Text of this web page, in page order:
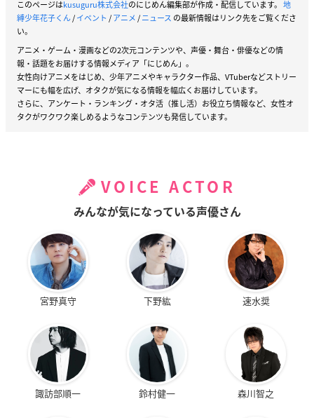
このページはkusuguru株式会社のにじめん編集部が作成・配信しています。 地
縛少年花子くん/イベント /アニメ/ニュース の最新情報はリンク先をご覧くださ
い。
アニメ・ゲーム・漫画などの2次元コンテンツや、声優・舞台・俳優などの情
報・話題をお届けする情報メディア「にじめん」。
女性向けアニメをはじめ、少年アニメやキャラクター作品、VTuberなどストリー
マーにも幅を広げ、オタクが気になる情報を幅広くお届けしています。
さらに、アンケート・ランキング・オタ活（推し活）お役立ち情報など、女性オ
タクがワクワク楽しめるようなコンテンツも発信しています。
VOICE ACTOR
みんなが気になっている声優さん
宮野真守 下野紘 速水奨
諏訪部順一 鈴村健一 森川智之